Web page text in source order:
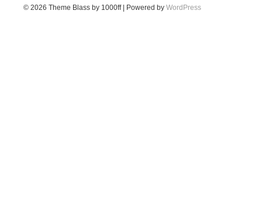
© 2026 Theme Blass by 1000ff | Powered by WordPress